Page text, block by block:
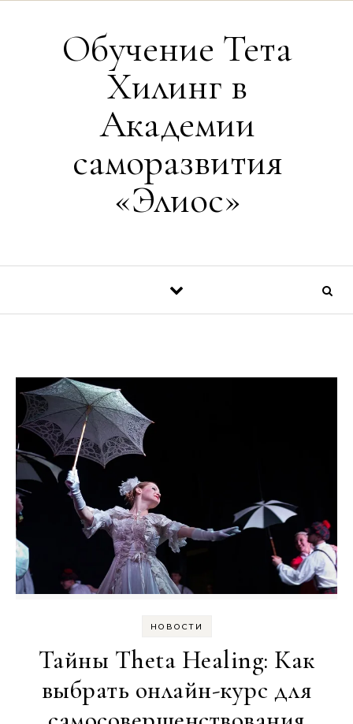
Обучение Тета
Хилинг в
Академии
саморазвития
«Элиос»
НОВОСТИ
Тайны Theta Healing: Как
выбрать онлайн-курс для